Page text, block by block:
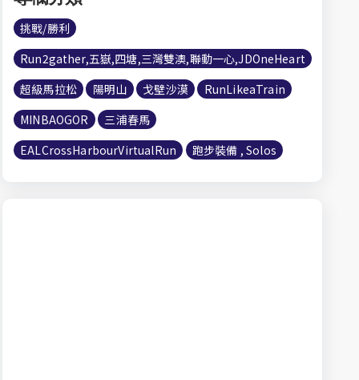
挑戰/勝利
Run2gather,五嶽,四塘,三灣雙澳,聯動一心,JDOneHeart
超級馬拉松
陽明山 戈壁沙漠
RunLikeaTrain
MINBAOGOR
三浦春馬
EALCrossHarbourVirtualRun
跑步裝備 , Solos